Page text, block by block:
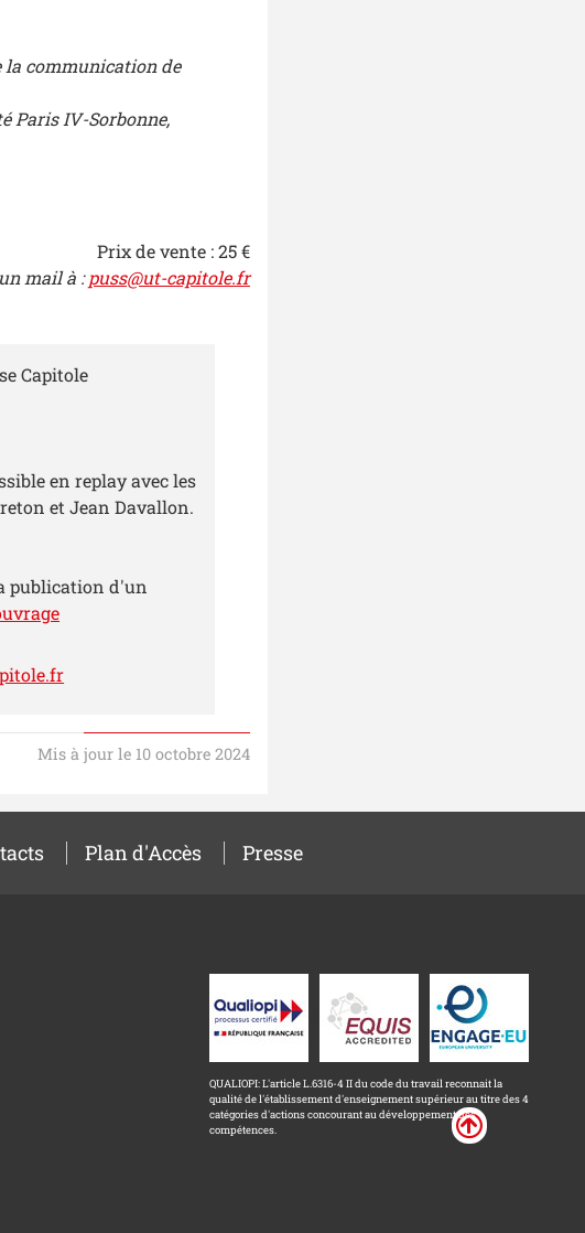
la communication de
Paris IV-Sorbonne,
Prix de vente : 25 €
mail à :puss@ut-capitole.fr
Capitole
en replay avec les
et Jean Davallon.
publication d'un
Mis à jour le 10 octobre 2024
Plan d'Accès Presse
QUALIOPI: L'article L.6316-4 II du code du travail reconnait la
qualité de l'établissement d'enseignement supérieur au titre des 4
catégories d'actions concourant au développement des
compétences.